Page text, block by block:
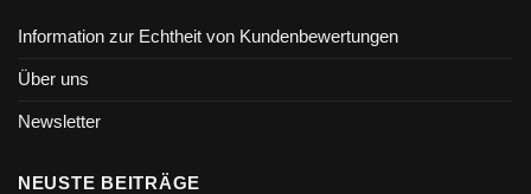
Information zur Echtheit von Kundenbewertungen
Über uns
Newsletter
NEUSTE BEITRÄGE